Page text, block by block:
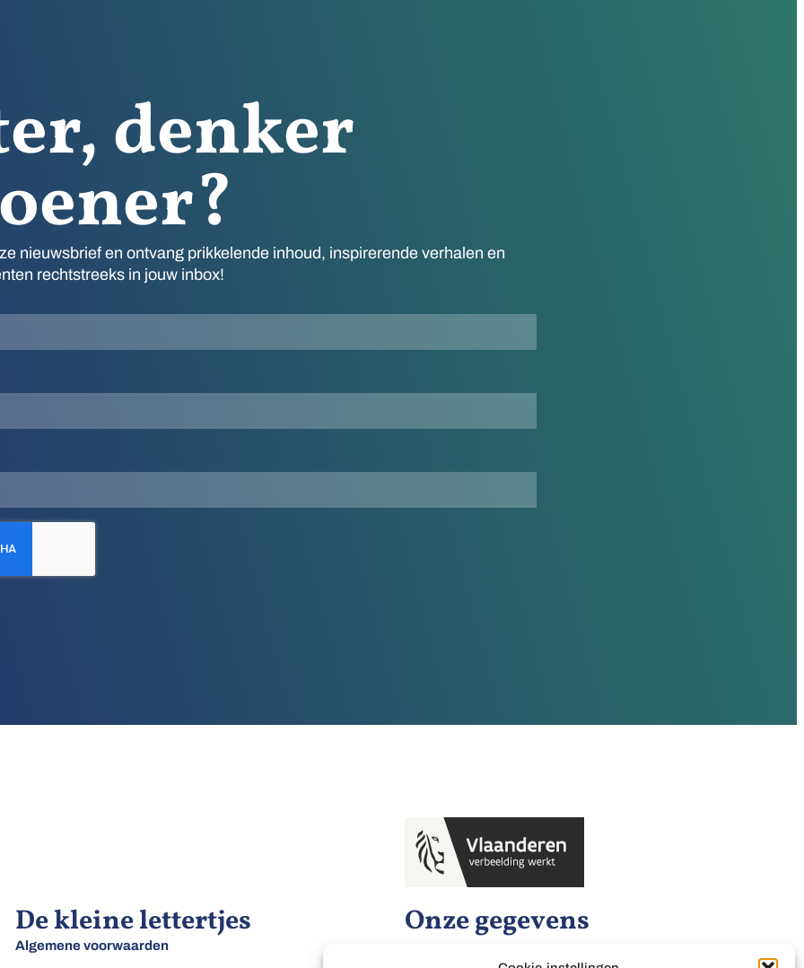
denker
nieuwsbrief en ontvang prikkelende inhoud, inspirerende verhalen en
rechtstreeks in jouw inbox!
De kleine lettertjes
Algemene voorwaarden
Onze gegevens
Hannah Arendt Instituut